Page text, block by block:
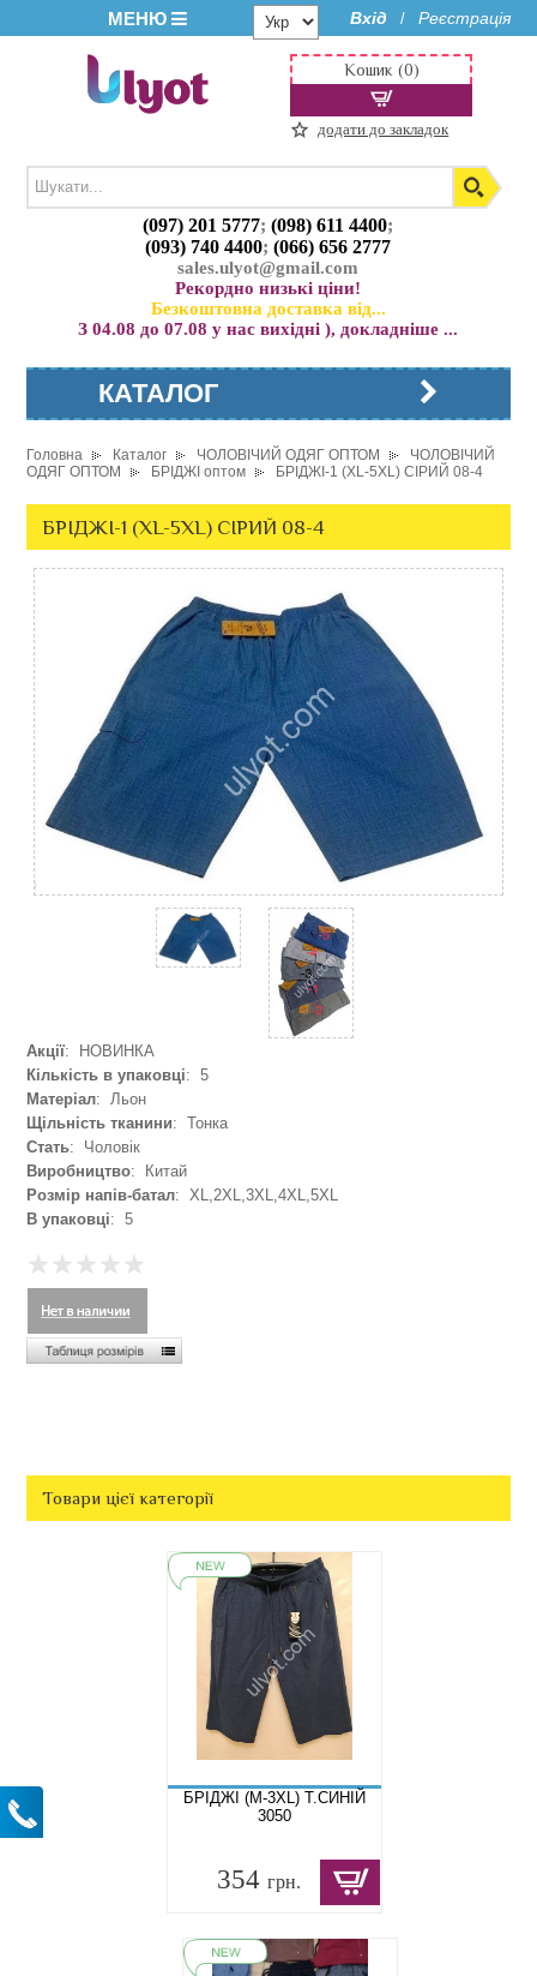
МЕНЮ Вхід / Реєстрація
(097) 201 5777;(098) 611 4400;
(093) 740 4400;(066) 656 2777
sales.ulyot@gmail.com
Рекордно низькі ціни!
Безкоштовна доставка від...
З 04.08 до 07.08 у нас вихідні ), докладніше ...
Кошик (0)
додати до закладок
КАТАЛОГ
Головна Каталог ЧОЛОВІЧИЙ ОДЯГ ОПТОМ
ЧОЛОВІЧИЙ
ОДЯГ ОПТОМ
БРІДЖІ оптом БРІДЖІ-1 (XL-5XL) СІРИЙ 08-4
БРІДЖІ-1 (XL-5XL) СІРИЙ 08-4
Акції: НОВИНКА
Кількість в упаковці: 5
Матеріал: Льон
Щільність тканини: Тонка
Стать: Чоловік
Виробництво: Китай
Розмір напів-батал: XL,2XL,3XL,4XL,5XL
В упаковці: 5
Товари цієї категорії
БРІДЖІ (M-3XL) Т.СИНІЙ
3050
354 грн.